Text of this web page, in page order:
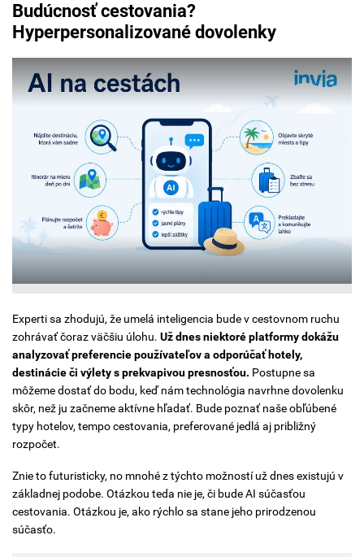
Budúcnosť cestovania?
Hyperpersonalizované dovolenky
Experti sa zhodujú, že umelá inteligencia bude v cestovnom ruchu
zohrávať čoraz väčšiu úlohu. Už dnes niektoré platformy dokážu
analyzovať preferencie používateľov a odporúčať hotely,
destinácie či výlety s prekvapivou presnosťou. Postupne sa
môžeme dostať do bodu, keď nám technológia navrhne dovolenku
skôr, než ju začneme aktívne hľadať. Bude poznať naše obľúbené
typy hotelov, tempo cestovania, preferované jedlá aj približný
rozpočet.
Znie to futuristicky, no mnohé z týchto možností už dnes existujú v
základnej podobe. Otázkou teda nie je, či bude AI súčasťou
cestovania. Otázkou je, ako rýchlo sa stane jeho prirodzenou
súčasťo.